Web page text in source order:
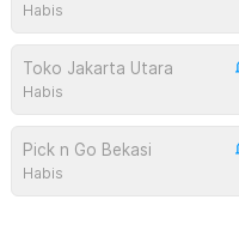
Habis
Toko Jakarta Utara
Habis
Pick n Go Bekasi
Habis